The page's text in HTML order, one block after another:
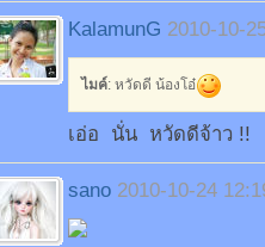
KalamunG 2010-10-
ไมค์: หวัดดี น้องโอ๋
เอ่อ นั่น หวัดดีจ้าว !!
sano 2010-10-24